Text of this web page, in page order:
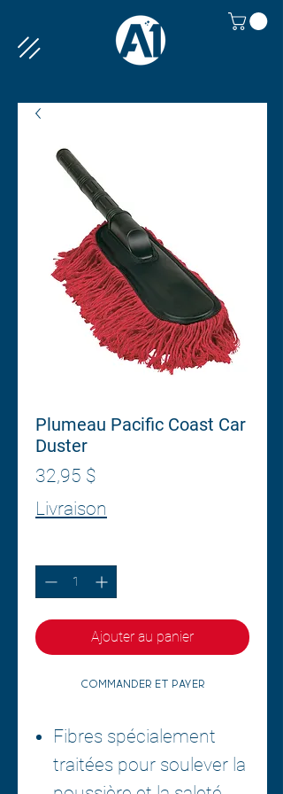
Plumeau Pacific Coast Car
Duster
32,95 $
Livraison
Ajouter au panier
Commander et payer
Fibres spécialement
traitées pour soulever la